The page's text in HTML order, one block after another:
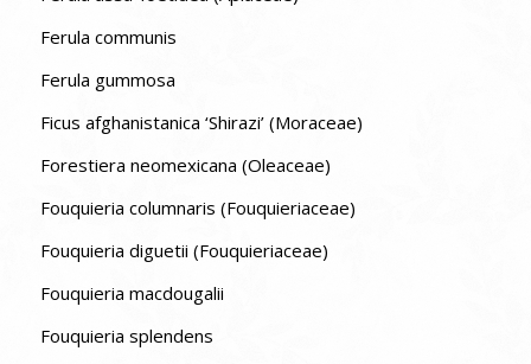
Ferula communis
Ferula gummosa
Ficus afghanistanica ‘Shirazi’ (Moraceae)
Forestiera neomexicana (Oleaceae)
Fouquieria columnaris (Fouquieriaceae)
Fouquieria diguetii (Fouquieriaceae)
Fouquieria macdougalii
Fouquieria splendens